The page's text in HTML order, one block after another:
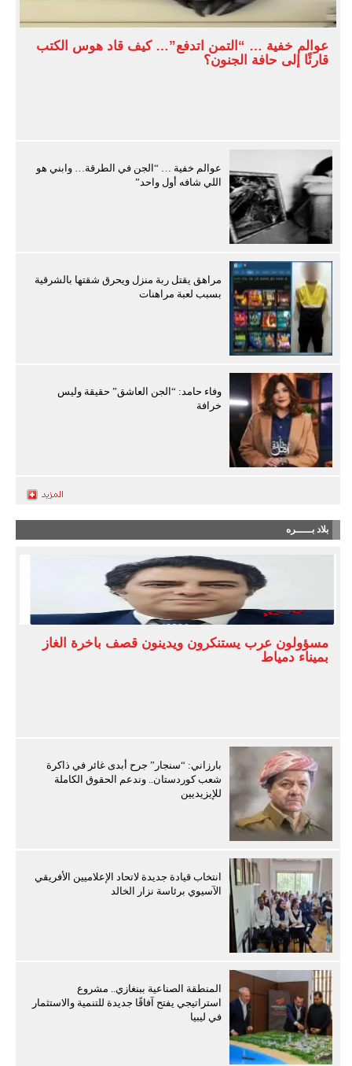
عوالم خفية … “التمن اتدفع”… كيف قاد هوس الكتب
قارئًا إلى حافة الجنون؟
عوالم خفية … “الجن في الطرقة… وابني هو
اللي شافه أول واحد”
مراهق يقتل ربة منزل ويحرق شقتها بالشرقية
بسبب لعبة مراهنات
وفاء حامد: “الجن العاشق” حقيقة وليس
خرافة
بلاد بـــــره
مسؤولون عرب يستنكرون ويدينون قصف باخرة الغاز
بميناء دمياط
بارزاني: “سنجار” جرح أبدى غائر في ذاكرة
شعب كوردستان.. وندعم الحقوق الكاملة
للإيزيديين
انتخاب قيادة جديدة لاتحاد الإعلاميين الأفريقي
الآسيوي برئاسة نزار الخالد
المنطقة الصناعية ببنغازي.. مشروع
استراتيجي يفتح آفاقًا جديدة للتنمية والاستثمار
في ليبيا